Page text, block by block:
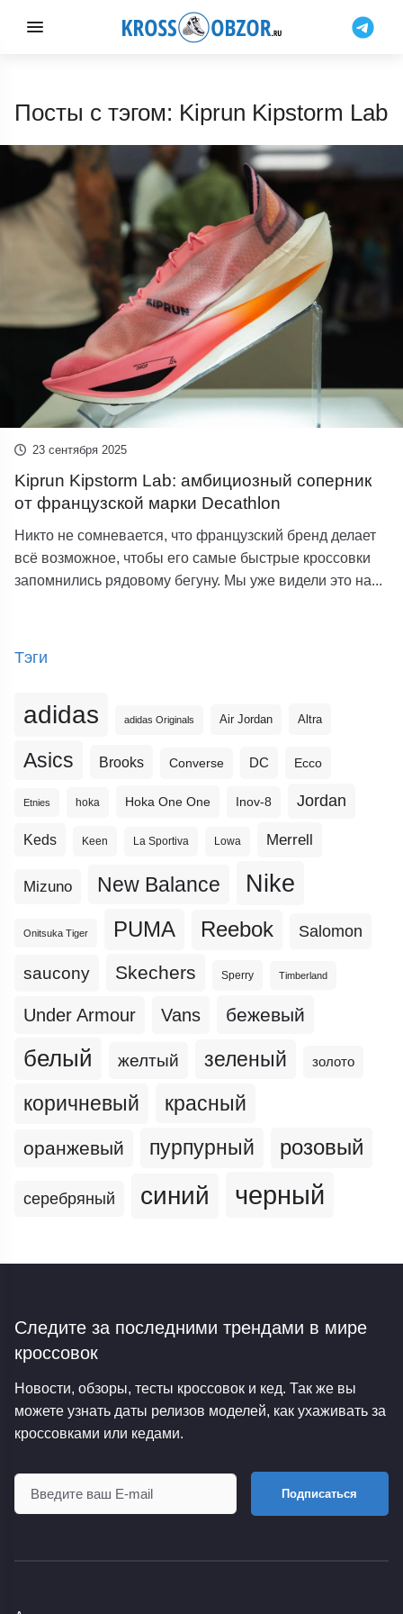
Посты с тэгом: Kiprun Kipstorm Lab
23 сентября 2025
Kiprun Kipstorm Lab: амбициозный соперник
от французской марки Decathlon
Никто не сомневается, что французский бренд делает
всё возможное, чтобы его самые быстрые кроссовки
запомнились рядовому бегуну. Мы уже видели это на...
Тэги
adidas adidas Originals Air Jordan Altra
Asics Brooks Converse DC Ecco
Etnies hoka Hoka One One Inov-8 Jordan
Keds Keen La Sportiva Lowa Merrell
Mizuno New Balance Nike
Onitsuka Tiger PUMA Reebok Salomon
saucony Skechers Sperry Timberland
Under Armour Vans бежевый
белый желтый зеленый золото
коричневый красный
оранжевый пурпурный розовый
серебряный синий черный
Следите за последними трендами в мире
кроссовок
Новости, обзоры, тесты кроссовок и кед. Так же вы
можете узнать даты релизов моделей, как ухаживать за
кроссовками или кедами.
Подписаться